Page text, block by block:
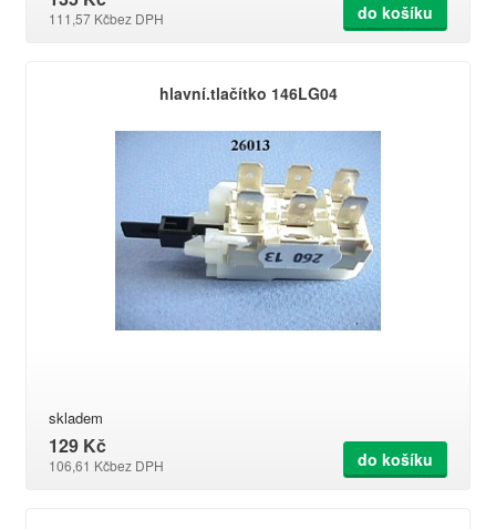
111,57 Kčbez DPH do košíku
hlavní.tlačítko 146LG04
skladem
129 Kč
106,61 Kčbez DPH do košíku